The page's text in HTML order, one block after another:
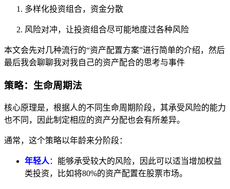
多样化投资组合，资金分散
风险对冲，让投资组合尽可能地度过各种风险
本文会先对几种流行的“资产配置方案”进行简单的介绍，然后
最后我会聊聊我对我自己的资产配合的思考与事件
策略：生命周期法
核心原理是，根据人的不同生命周期阶段，其承受风险的能力
也不同，因此制定相应的资产分配也会有所差异。
通常，这个策略以年龄来分阶段：
年轻人 ：能够承受较大的风险，因此可以适当增加权益
类投资，比如将80%的资产配置在股票市场。